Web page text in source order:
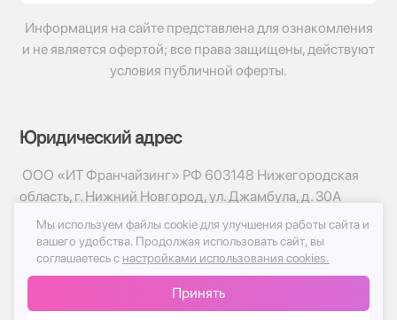
Информация на сайте представлена для ознакомления
и не является офертой; все права защищены, действуют
условия публичной оферты.
Юридический адрес
ООО «ИТ Франчайзинг» РФ 603148 Нижегородская
область, г. Нижний Новгород, ул. Джамбула, д. 30А
© 2017-2026г, База Цветов 24.ру
Политика конфиденциальности
Публичная оферта
Мы используем файлы cookie для улучшения работы сайта и
вашего удобства. Продолжая использовать сайт, вы
соглашаетесь с настройками использования cookies.
Принять